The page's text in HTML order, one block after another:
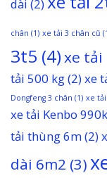
dài (2)
chân (1) xe tải 3 chân cũ
3t5 (4)xe tải
tải 500 kg(2) xe
Dongfeng 3 chân (1) xe tải
xe tải Kenbo
tải thùng 6m(2)
dài 6m2 (3)